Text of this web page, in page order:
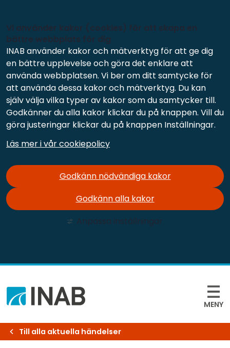
INAB använder kakor och mätverktyg för att ge dig
en bättre upplevelse och göra det enklare att
använda webbplatsen. Vi ber om ditt samtycke för
att använda dessa kakor och mätverktyg. Du kan
själv välja vilka typer av kakor som du samtycker till.
Godkänner du alla kakor klickar du på knappen. Vill du
göra justeringar klickar du på knappen Inställningar.
Läs mer i vår cookiepolicy
Godkänn nödvändiga kakor
Godkänn alla kakor
MENY
Till alla aktuella händelser